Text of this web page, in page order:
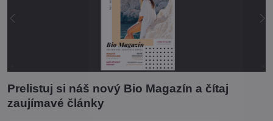
Prelistuj si náš nový Bio Magazín a čítaj
zaujímavé články